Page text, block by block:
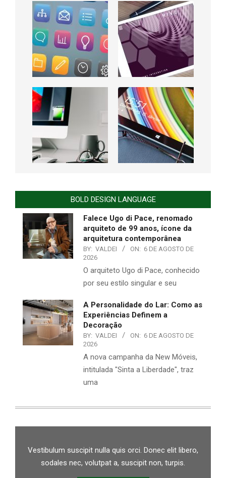
BOLD DESIGN LANGUAGE
Falece Ugo di Pace, renomado
arquiteto de 99 anos, ícone da
arquitetura contemporânea
BY: VALDEI ON: 6 DE AGOSTO DE
2026
O arquiteto Ugo di Pace, conhecido
por seu estilo singular e seu
A Personalidade do Lar: Como as
Experiências Definem a
Decoração
BY: VALDEI ON: 6 DE AGOSTO DE
2026
A nova campanha da New Móveis,
intitulada "Sinta a Liberdade", traz
uma
Vestibulum suscipit nulla quis orci. Donec elit libero,
sodales nec, volutpat a, suscipit non, turpis.